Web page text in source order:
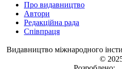
Про видавництво
Автори
Редакційна рада
Співпраця
Видавництво міжнародного
©